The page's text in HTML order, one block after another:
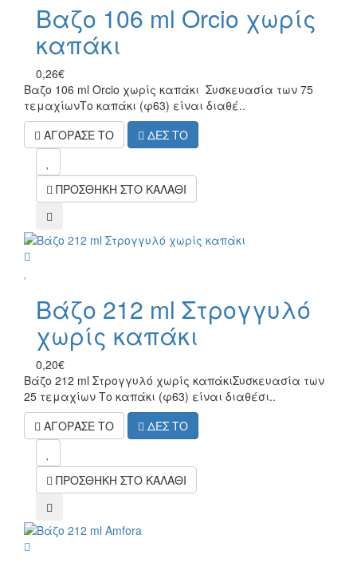
Βαζο 106 ml Orcio χωρίς
καπάκι
0,26€
Βαζο 106 ml Orcio χωρίς καπάκι Συσκευασία των 75
τεμαχίωνΤο καπάκι (φ63) είναι διαθέ..
ΑΓΟΡΑΣΕ ΤΟ
ΔΕΣ ΤΟ
ΠΡΟΣΘΗΚΗ ΣΤΟ ΚΑΛΑΘΙ
compare
Βάζο 212 ml Στρογγυλό
χωρίς καπάκι
0,20€
Βάζο 212 ml Στρογγυλό χωρίς καπάκιΣυσκευασία των
25 τεμαχίων Το καπάκι (φ63) είναι διαθέσι..
ΑΓΟΡΑΣΕ ΤΟ
ΔΕΣ ΤΟ
ΠΡΟΣΘΗΚΗ ΣΤΟ ΚΑΛΑΘΙ
compare